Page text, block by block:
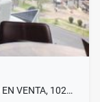
VENTA, 102…